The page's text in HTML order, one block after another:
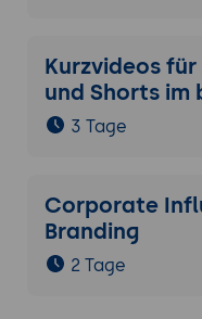
Kurzvideos für
und Shorts im
3 Tage
Corporate
Branding
2 Tage